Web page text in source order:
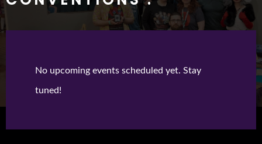
No upcoming events scheduled yet. Stay
tuned!